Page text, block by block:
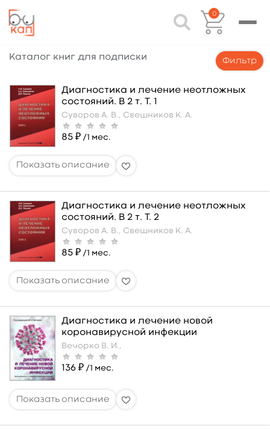
0
Каталог книг для подписки Фильтр
Диагностика и лечение неотложных
состояний. В 2 т. Т. 1
Суворов А. В., Свешников К. А.
85 ₽ /1 мес.
Диагностика и лечение неотложных
состояний. В 2 т. Т. 2
Суворов А. В., Свешников К. А.
85 ₽ /1 мес.
Диагностика и лечение новой
коронавирусной инфекции
Вечорко В. И.,
136 ₽ /1 мес.